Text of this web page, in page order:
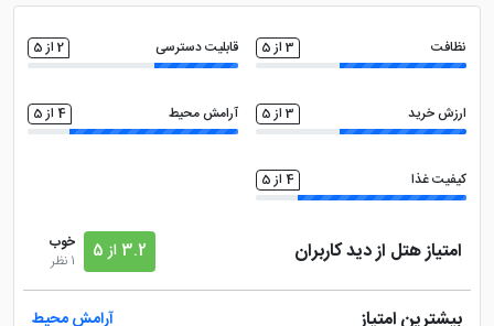
ماساژ تلویزیون ال سی دی
پارک کودکان
نظافت 3 از 5 قابلیت دسترسی 2 از 5
ارزش خرید 3 از 5 آرامش محیط 4 از 5
کیفیت غذا 4 از 5
امتیاز هتل از دید کاربران 3.2 از 5
خوب
1 نظر
آرامش محیط